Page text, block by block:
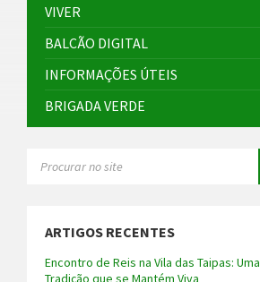
VIVER
BALCÃO DIGITAL
INFORMAÇÕES ÚTEIS
BRIGADA VERDE
ARTIGOS RECENTES
Encontro de Reis na Vila das Taipas: Uma
Tradição que se Mantém Viva